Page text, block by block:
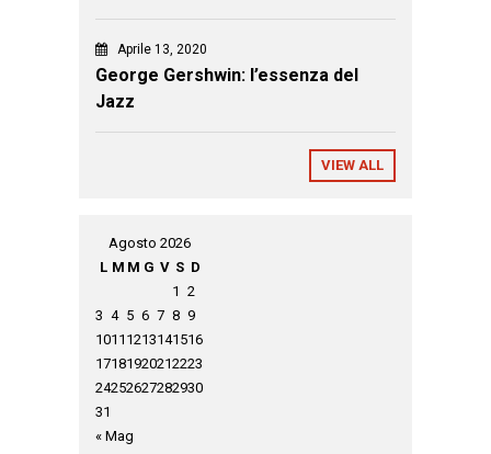
Aprile 13, 2020
George Gershwin: l’essenza del
Jazz
VIEW ALL
Agosto 2026
L M M G V S D
1 2
3 4 5 6 7 8 9
1011 1213141516
17181920212223
24252627282930
31
« Mag